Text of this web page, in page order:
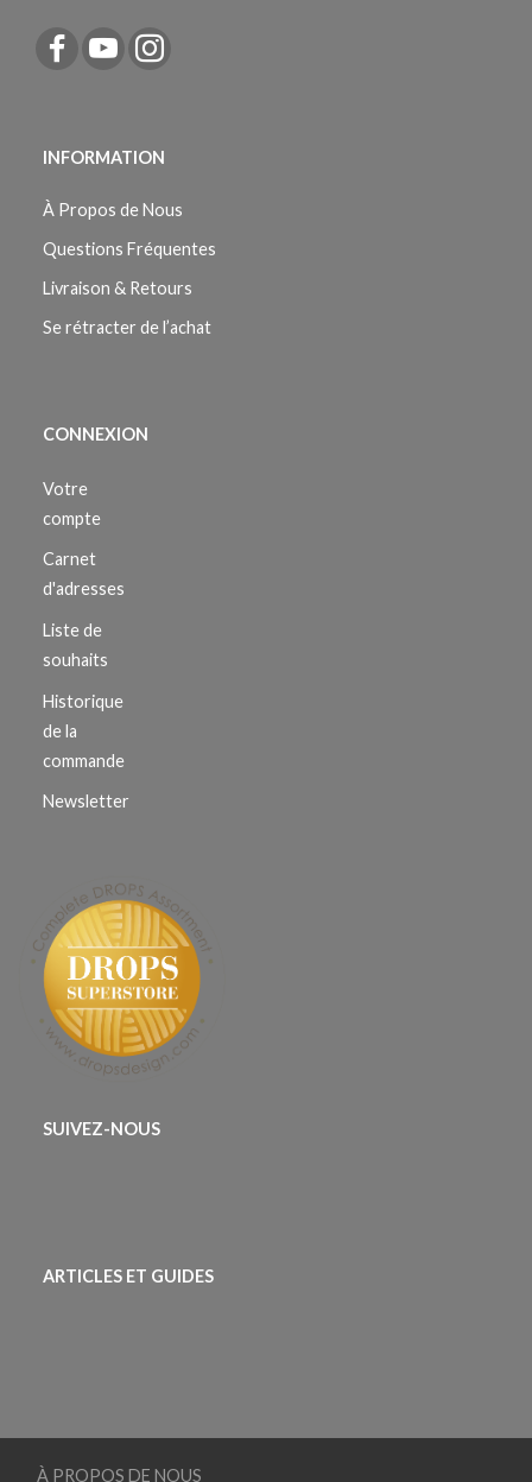
INFORMATION
À Propos de Nous
Questions Fréquentes
Livraison & Retours
Se rétracter de l’achat
CONNEXION
Votre
compte
Carnet
d'adresses
Liste de
souhaits
Historique
de la
commande
Newsletter
SUIVEZ-NOUS
ARTICLES ET GUIDES
À PROPOS DE NOUS